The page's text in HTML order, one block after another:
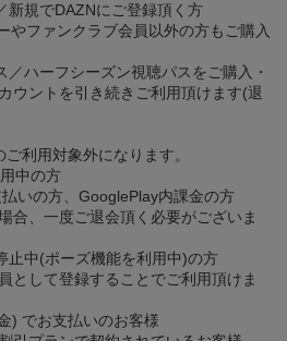
新規でDAZNにご登録頂く方
やファンクラブ会員以外の方もご購入
ハーフシーズン視聴パスをご購入・
ウントを引き続きご利用頂けます(退
利用対象外になります。
中の方
いの方、GooglePlay内課金の方
合、一度ご退会頂く必要がございま
止中(ポーズ機能を利用中)の方
として登録することでご利用頂けま
) でお支払いのお客様